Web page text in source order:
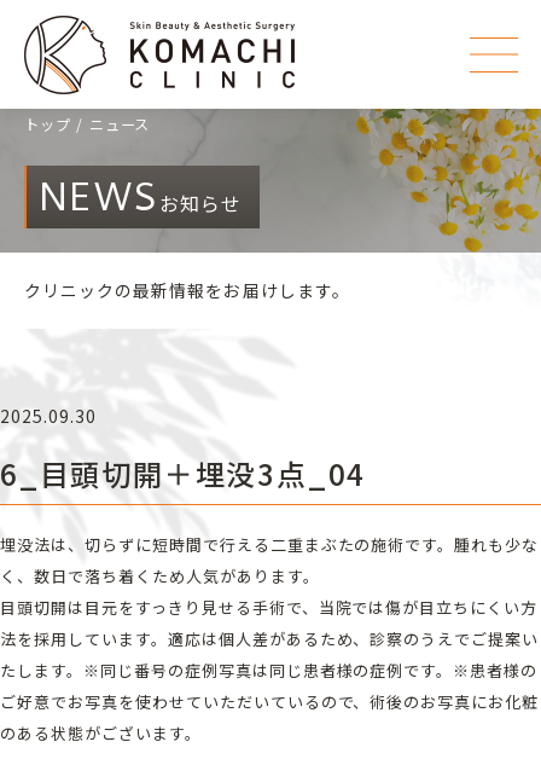
トップ ニュース
NEWS お知らせ
クリニックの最新情報をお届けします。
2025.09.30
6_目頭切開＋埋没3点_04
埋没法は、切らずに短時間で行える二重まぶたの施術です。腫れも少な
く、数日で落ち着くため人気があります。
目頭切開は目元をすっきり見せる手術で、当院では傷が目立ちにくい方
法を採用しています。適応は個人差があるため、診察のうえでご提案い
たします。※同じ番号の症例写真は同じ患者様の症例です。※患者様の
ご好意でお写真を使わせていただいているので、術後のお写真にお化粧
のある状態がございます。